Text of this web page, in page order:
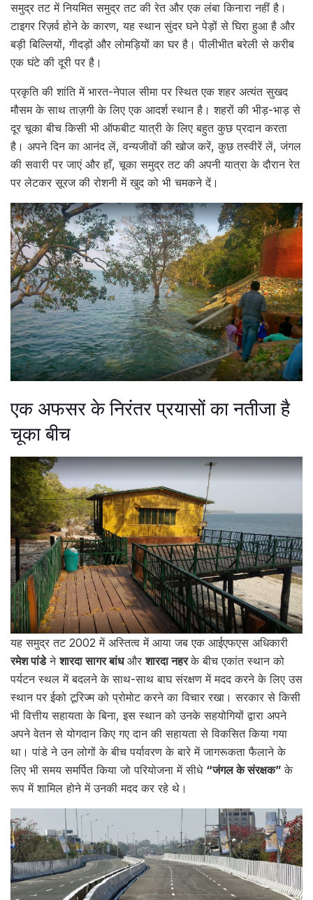
समुद्र तट में नियमित समुद्र तट की रेत और एक लंबा किनारा नहीं है।
टाइगर रिज़र्व होने के कारण, यह स्थान सुंदर घने पेड़ों से घिरा हुआ है और
बड़ी बिल्लियों, गीदड़ों और लोमड़ियों का घर है। पीलीभीत बरेली से करीब
एक घंटे की दूरी पर है।
प्रकृति की शांति में भारत-नेपाल सीमा पर स्थित एक शहर अत्यंत सुखद
मौसम के साथ ताज़गी के लिए एक आदर्श स्थान है। शहरों की भीड़-भाड़ से
दूर चूका बीच किसी भी ऑफबीट यात्री के लिए बहुत कुछ प्रदान करता
है। अपने दिन का आनंद लें, वन्यजीवों की खोज करें, कुछ तस्वीरें लें, जंगल
की सवारी पर जाएं और हाँ, चूका समुद्र तट की अपनी यात्रा के दौरान रेत
पर लेटकर सूरज की रोशनी में खुद को भी चमकने दें।
एक अफसर के निरंतर प्रयासों का नतीजा है
चूका बीच
यह समुद्र तट 2002 में अस्तित्व में आया जब एक आईएफएस अधिकारी
रमेश पांडेनेशारदा सागर बांधऔरशारदा नहरके बीच एकांत स्थान को
पर्यटन स्थल में बदलने के साथ-साथ बाघ संरक्षण में मदद करने के लिए उस
स्थान पर ईको टूरिज्म को प्रोमोट करने का विचार रखा। सरकार से किसी
भी वित्तीय सहायता के बिना, इस स्थान को उनके सहयोगियों द्वारा अपने
अपने वेतन से योगदान किए गए दान की सहायता से विकसित किया गया
था। पांडे ने उन लोगों के बीच पर्यावरण के बारे में जागरूकता फैलाने के
लिए भी समय समर्पित किया जो परियोजना में सीधे “जंगल के संरक्षक”के
रूप में शामिल होने में उनकी मदद कर रहे थे।